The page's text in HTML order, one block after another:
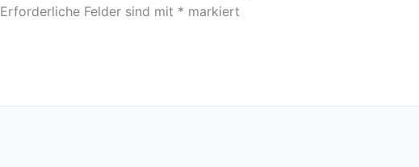
Erforderliche Felder sind mit * markiert